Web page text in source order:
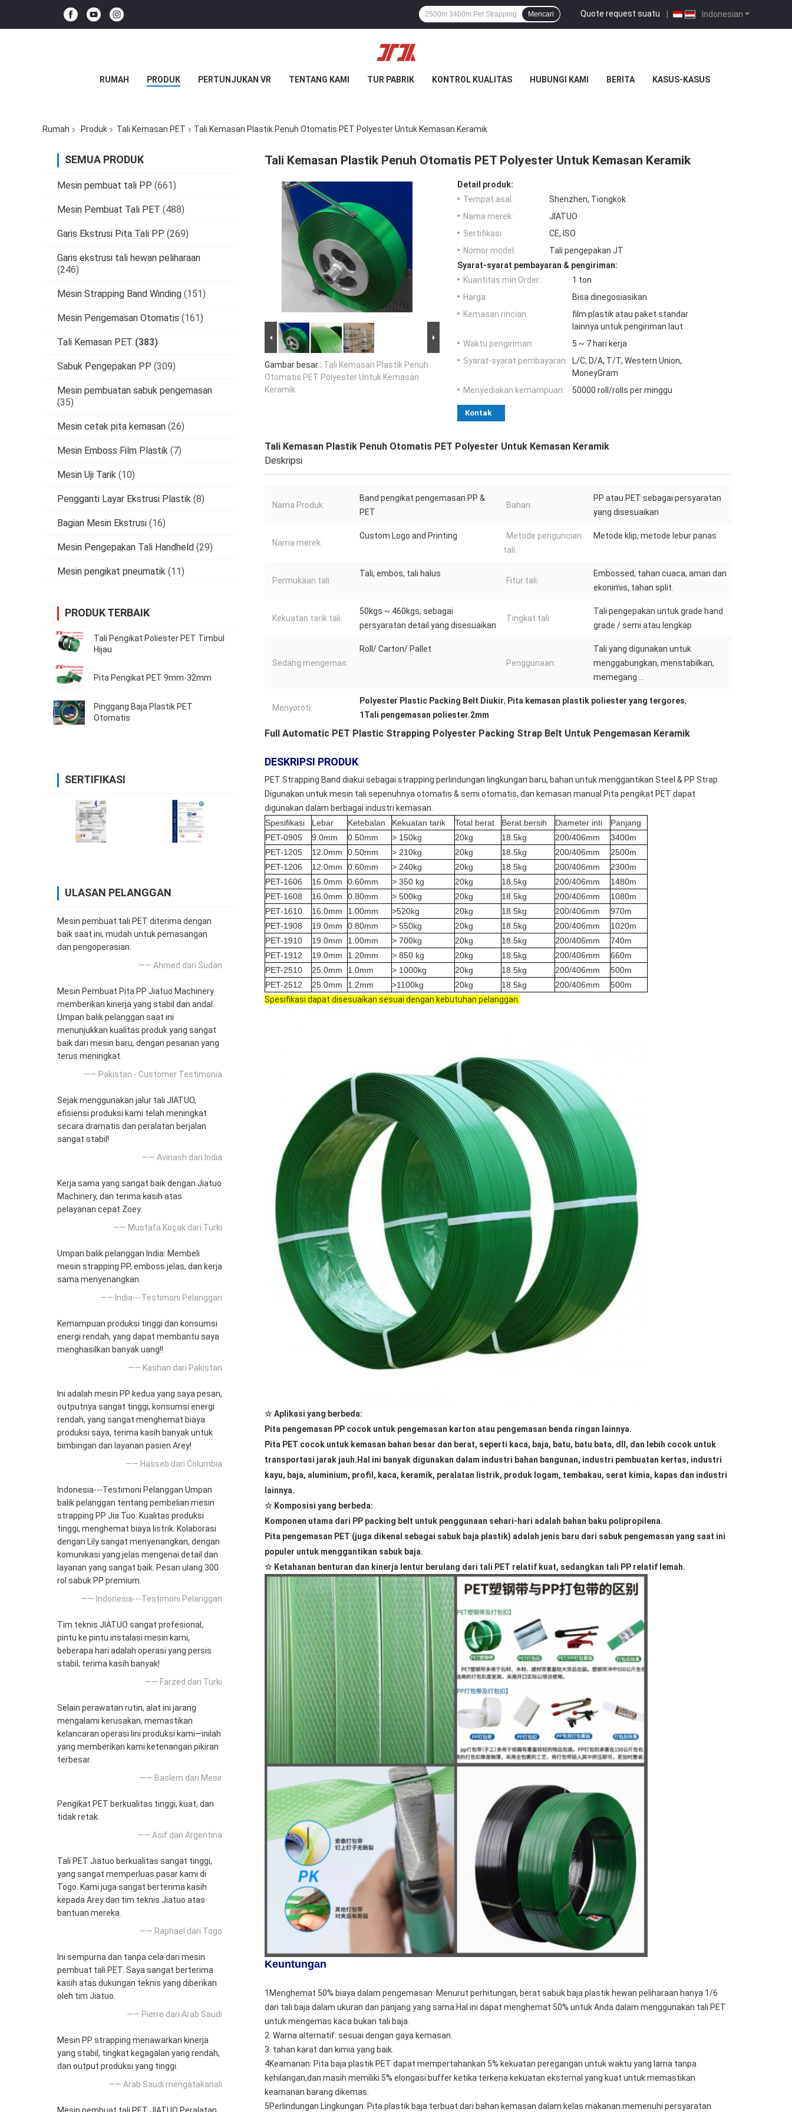
Indonesian
Quote request suatu |
Mencari
RUMAH PRODUK PERTUNJUKAN VR TENTANG KAMI TUR PABRIK KONTROL KUALITAS HUBUNGI KAMI BERITA KASUS-KASUS
Rumah Produk Tali Kemasan PET Tali Kemasan Plastik Penuh Otomatis PET Polyester Untuk Kemasan Keramik
SEMUA PRODUK
Mesin pembuat tali PP (661)
Mesin Pembuat Tali PET (488)
Garis Ekstrusi Pita Tali PP (269)
Garis ekstrusi tali hewan peliharaan
(246)
Mesin Strapping Band Winding (151)
Mesin Pengemasan Otomatis (161)
Tali Kemasan PET (383)
Sabuk Pengepakan PP (309)
Mesin pembuatan sabuk pengemasan
(35)
Mesin cetak pita kemasan (26)
Mesin Emboss Film Plastik (7)
Mesin Uji Tarik (10)
Pengganti Layar Ekstrusi Plastik (8)
Bagian Mesin Ekstrusi (16)
Mesin Pengepakan Tali Handheld (29)
Mesin pengikat pneumatik (11)
PRODUK TERBAIK
Tali Pengikat Poliester PET Timbul
Hijau
Pita Pengikat PET 9mm-32mm
Pinggang Baja Plastik PET
Otomatis
SERTIFIKASI
ULASAN PELANGGAN
Mesin pembuat tali PET diterima dengan
baik saat ini, mudah untuk pemasangan
dan pengoperasian.
—— Ahmed dari Sudan
Mesin Pembuat Pita PP Jiatuo Machinery
memberikan kinerja yang stabil dan andal.
Umpan balik pelanggan saat ini
menunjukkan kualitas produk yang sangat
baik dari mesin baru, dengan pesanan yang
terus meningkat.
—— Pakistan - Customer Testimonia
Sejak menggunakan jalur tali JIATUO,
efisiensi produksi kami telah meningkat
secara dramatis dan peralatan berjalan
sangat stabil!
—— Avinash dari India
Kerja sama yang sangat baik dengan Jiatuo
Machinery, dan terima kasih atas
pelayanan cepat Zoey.
—— Mustafa Koçak dari Turki
Umpan balik pelanggan India: Membeli
mesin strapping PP, emboss jelas, dan kerja
sama menyenangkan.
—— India---Testimoni Pelanggan
Kemampuan produksi tinggi dan konsumsi
energi rendah, yang dapat membantu saya
menghasilkan banyak uang!!
—— Kashan dari Pakistan
Ini adalah mesin PP kedua yang saya pesan,
outputnya sangat tinggi, konsumsi energi
rendah, yang sangat menghemat biaya
produksi saya, terima kasih banyak untuk
bimbingan dan layanan pasien Arey!
—— Hasseb dari Columbia
Indonesia---Testimoni Pelanggan Umpan
balik pelanggan tentang pembelian mesin
strapping PP Jia Tuo: Kualitas produksi
tinggi, menghemat biaya listrik. Kolaborasi
dengan Lily sangat menyenangkan, dengan
komunikasi yang jelas mengenai detail dan
layanan yang sangat baik. Pesan ulang 300
rol sabuk PP premium.
—— Indonesia---Testimoni Pelanggan
Tim teknis JIATUO sangat profesional,
pintu ke pintu instalasi mesin kami,
beberapa hari adalah operasi yang persis
stabil, terima kasih banyak!
—— Farzed dari Turki
Selain perawatan rutin, alat ini jarang
mengalami kerusakan, memastikan
kelancaran operasi lini produksi kami—inilah
yang memberikan kami ketenangan pikiran
terbesar.
—— Baslem dari Mesir
Pengikat PET berkualitas tinggi, kuat, dan
tidak retak.
—— Asif dari Argentina
Tali PET Jiatuo berkualitas sangat tinggi,
yang sangat memperluas pasar kami di
Togo. Kami juga sangat berterima kasih
kepada Arey dan tim teknis Jiatuo atas
bantuan mereka.
—— Raphael dari Togo
Ini sempurna dan tanpa cela dari mesin
pembuat tali PET. Saya sangat berterima
kasih atas dukungan teknis yang diberikan
oleh tim Jiatuo.
—— Pierre dari Arab Saudi
Mesin PP strapping menawarkan kinerja
yang stabil, tingkat kegagalan yang rendah,
dan output produksi yang tinggi.
—— Arab Saudi mengatakanali
Tali Kemasan Plastik Penuh Otomatis PET Polyester Untuk Kemasan Keramik
Gambar besar : Tali Kemasan Plastik Penuh
Otomatis PET Polyester Untuk Kemasan
Keramik
Detail produk:
Tempat asal:
Shenzhen, Tiongkok
Nama merek:
JIATUO
Sertifikasi:
CE, ISO
Nomor model:
Tali pengepakan JT
Syarat-syarat pembayaran & pengiriman:
Kuantitas min Order:
1 ton
Harga:
Bisa dinegosiasikan
Kemasan rincian:
film plastik atau paket standar
lainnya untuk pengiriman laut
Waktu pengiriman:
5 ~ 7 hari kerja
Syarat-syarat pembayaran:
L/C, D/A, T/T, Western Union,
MoneyGram
Menyediakan kemampuan:
50000 roll/rolls per minggu
Kontak
Tali Kemasan Plastik Penuh Otomatis PET Polyester Untuk Kemasan Keramik
Deskripsi
Nama Produk:
Band pengikat pengemasan PP &
PET
Bahan:
PP atau PET sebagai persyaratan
yang disesuaikan
Nama merek:
Custom Logo and Printing
Metode penguncian
tali:
Metode klip, metode lebur panas
Permukaan tali:
Tali, embos, tali halus
Fitur tali:
Embossed, tahan cuaca, aman dan
ekonimis, tahan split.
Kekuatan tarik tali:
50kgs ~ 460kgs, sebagai
persyaratan detail yang disesuaikan
Tingkat tali:
Tali pengepakan untuk grade hand
grade / semi atau lengkap
Sedang mengemas:
Roll/ Carton/ Pallet
Penggunaan:
Tali yang digunakan untuk
menggabungkan, menstabilkan,
memegang ...
Menyoroti:
Polyester Plastic Packing Belt Diukir, Pita kemasan plastik poliester yang tergores,
1Tali pengemasan poliester.2mm
Full Automatic PET Plastic Strapping Polyester Packing Strap Belt Untuk Pengemasan Keramik
DESKRIPSI PRODUK
PET Strapping Band diakui sebagai strapping perlindungan lingkungan baru, bahan untuk menggantikan Steel & PP Strap.
Digunakan untuk mesin tali sepenuhnya otomatis & semi otomatis, dan kemasan manual.Pita pengikat PET dapat
digunakan dalam berbagai industri kemasan.
Spesifikasi
Lebar Ketebalan Kekuatan tarik Total berat Berat bersih Diameter inti
Panjang
PET-0905
9.0mm 0.50mm > 150kg 20kg 18.5kg 200/406mm
3400m
PET-1205
12.0mm 0.50mm > 210kg 20kg 18.5kg 200/406mm
2500m
PET-1206
12.0mm 0.60mm > 240kg 20kg 18.5kg 200/406mm
2300m
PET-1606
16.0mm 0.60mm > 350 kg 20kg 18.5kg 200/406mm
1480m
PET-1608
16.0mm 0.80mm > 500kg 20kg 18.5kg 200/406mm
1080m
PET-1610
16.0mm 1.00mm >520kg 20kg 18.5kg 200/406mm
970m
PET-1908
19.0mm 0.80mm > 550kg 20kg 18.5kg 200/406mm
1020m
PET-1910
19.0mm 1.00mm > 700kg 20kg 18.5kg 200/406mm
740m
PET-1912
19.0mm 1.20mm > 850 kg 20kg 18.5kg 200/406mm
660m
PET-2510
25.0mm 1.0mm > 1000kg 20kg 18.5kg 200/406mm
500m
PET-2512
25.0mm 1.2mm >1100kg 20kg 18.5kg 200/406mm
500m
Spesifikasi dapat disesuaikan sesuai dengan kebutuhan pelanggan.
☆ Aplikasi yang berbeda:
Pita pengemasan PP cocok untuk pengemasan karton atau pengemasan benda ringan lainnya.
Pita PET cocok untuk kemasan bahan besar dan berat, seperti kaca, baja, batu, batu bata, dll, dan lebih cocok untuk
transportasi jarak jauh.Hal ini banyak digunakan dalam industri bahan bangunan, industri pembuatan kertas, industri
kayu, baja, aluminium, profil, kaca, keramik, peralatan listrik, produk logam, tembakau, serat kimia, kapas dan industri
lainnya.
☆ Komposisi yang berbeda:
Komponen utama dari PP packing belt untuk penggunaan sehari-hari adalah bahan baku polipropilena.
Pita pengemasan PET (juga dikenal sebagai sabuk baja plastik) adalah jenis baru dari sabuk pengemasan yang saat ini
populer untuk menggantikan sabuk baja.
☆ Ketahanan benturan dan kinerja lentur berulang dari tali PET relatif kuat, sedangkan tali PP relatif lemah.
Keuntungan
1Menghemat 50% biaya dalam pengemasan: Menurut perhitungan, berat sabuk baja plastik hewan peliharaan hanya 1/6
dari tali baja dalam ukuran dan panjang yang sama.Hal ini dapat menghemat 50% untuk Anda dalam menggunakan tali PET
untuk mengemas kaca bukan tali baja.
2. Warna alternatif: sesuai dengan gaya kemasan.
3. tahan karat dan kimia yang baik.
4Keamanan: Pita baja plastik PET dapat mempertahankan 5% kekuatan peregangan untuk waktu yang lama tanpa
kehilangan,dan masih memiliki 5% elongasi buffer ketika terkena kekuatan eksternal yang kuat untuk memastikan
keamanan barang dikemas.
5Perlindungan Lingkungan: Pita plastik baja terbuat dari bahan kemasan dalam kelas makanan.memenuhi persyaratan